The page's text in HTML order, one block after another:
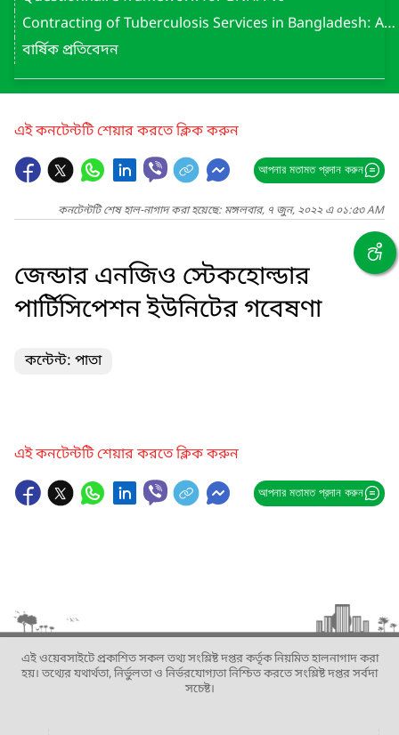
Contracting of Tuberculosis Services in Bangladesh: Assessment Report (May 2022)
বার্ষিক প্রতিবেদন
এই কনটেন্টটি শেয়ার করতে ক্লিক করুন
আপনার মতামত প্রদান করুন
কনটেন্টটি শেষ হাল-নাগাদ করা হয়েছে: মঙ্গলবার, ৭ জুন, ২০২২ এ ০১:৫৩ AM
জেন্ডার এনজিও স্টেকহোল্ডার
পার্টিসিপেশন ইউনিটের গবেষণা
কন্টেন্ট: পাতা
এই কনটেন্টটি শেয়ার করতে ক্লিক করুন
আপনার মতামত প্রদান করুন
এই ওয়েবসাইটে প্রকাশিত সকল তথ্য সংশ্লিষ্ট দপ্তর কর্তৃক নিয়মিত হালনাগাদ করা
হয়। তথ্যের যথার্থতা, নির্ভুলতা ও নির্ভরযোগ্যতা নিশ্চিত করতে সংশ্লিষ্ট দপ্তর সর্বদা
সচেষ্ট।